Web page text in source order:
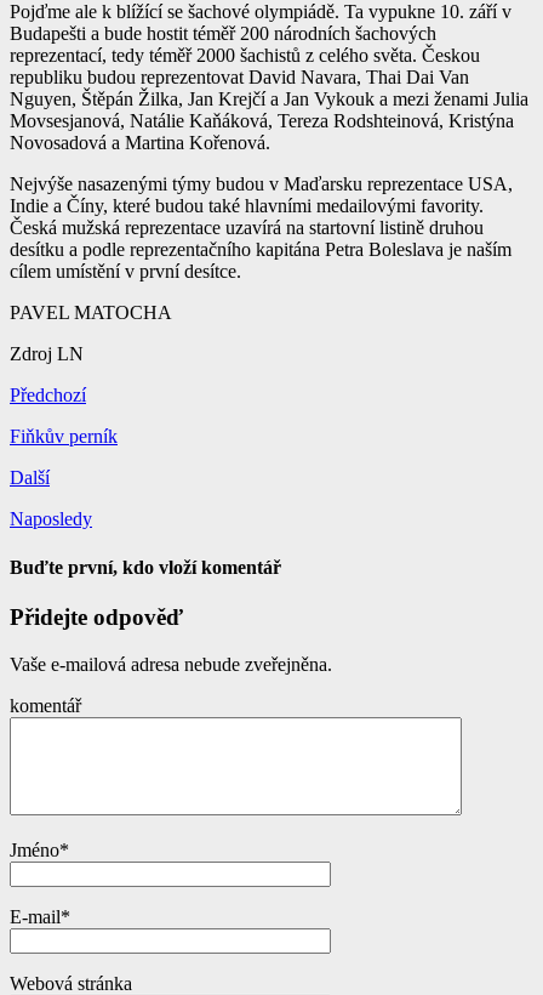
Pojďme ale k blížící se šachové olympiádě. Ta vypukne 10. září v
Budapešti a bude hostit téměř 200 národních šachových
reprezentací, tedy téměř 2000 šachistů z celého světa. Českou
republiku budou reprezentovat David Navara, Thai Dai Van
Nguyen, Štěpán Žilka, Jan Krejčí a Jan Vykouk a mezi ženami Julia
Movsesjanová, Natálie Kaňáková, Tereza Rodshteinová, Kristýna
Novosadová a Martina Kořenová.
Nejvýše nasazenými týmy budou v Maďarsku reprezentace USA,
Indie a Číny, které budou také hlavními medailovými favority.
Česká mužská reprezentace uzavírá na startovní listině druhou
desítku a podle reprezentačního kapitána Petra Boleslava je naším
cílem umístění v první desítce.
PAVEL MATOCHA
Zdroj LN
Předchozí
Fiňkův perník
Další
Naposledy
Buďte první, kdo vloží komentář
Přidejte odpověď
Vaše e-mailová adresa nebude zveřejněna.
komentář
Jméno*
E-mail*
Webová stránka